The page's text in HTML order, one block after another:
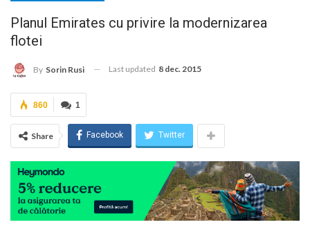
Planul Emirates cu privire la modernizarea
flotei
By Sorin Rusi Last updated 8 dec. 2015
1
860
Share Facebook Twitter